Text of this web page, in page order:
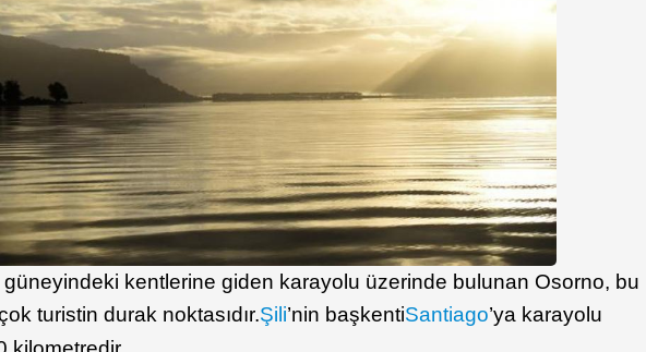
güneyindeki kentlerine giden karayolu üzerinde bulunan Osorno, bu
turistin durak noktasıdır.Şili’nin başkentiSantiago’ya karayolu